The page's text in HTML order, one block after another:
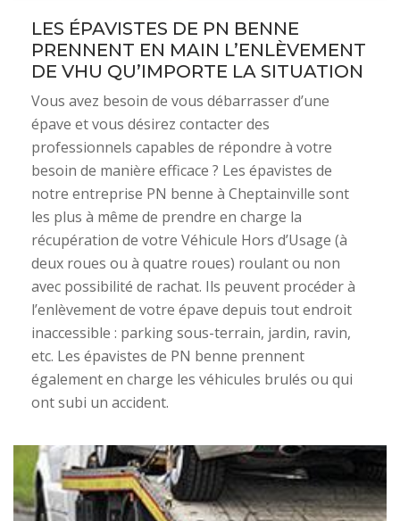
LES ÉPAVISTES DE PN BENNE
PRENNENT EN MAIN L’ENLÈVEMENT
DE VHU QU’IMPORTE LA SITUATION
Vous avez besoin de vous débarrasser d’une
épave et vous désirez contacter des
professionnels capables de répondre à votre
besoin de manière efficace ? Les épavistes de
notre entreprise PN benne à Cheptainville sont
les plus à même de prendre en charge la
récupération de votre Véhicule Hors d’Usage (à
deux roues ou à quatre roues) roulant ou non
avec possibilité de rachat. Ils peuvent procéder à
l’enlèvement de votre épave depuis tout endroit
inaccessible : parking sous-terrain, jardin, ravin,
etc. Les épavistes de PN benne prennent
également en charge les véhicules brulés ou qui
ont subi un accident.